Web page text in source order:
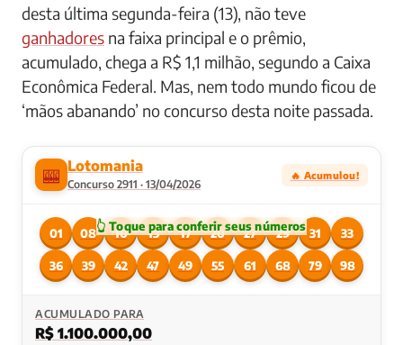
desta última segunda-feira (13), não teve
ganhadores na faixa principal e o prêmio,
acumulado, chega a R$ 1,1 milhão, segundo a Caixa
Econômica Federal. Mas, nem todo mundo ficou de
‘mãos abanando’ no concurso desta noite passada.
🎰 Lotomania
Concurso 2911 · 13/04/2026
🔥 Acumulou!
01 08 10 13 17 20 27 29 31 33
36 39 42 47 49 55 61 68 79 98
ACUMULADO PARA
R$ 1.100.000,00